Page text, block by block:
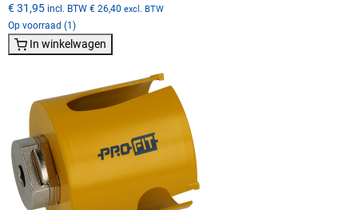
€ 31,95 incl. BTW € 26,40 excl. BTW
Op voorraad (1)
In winkelwagen